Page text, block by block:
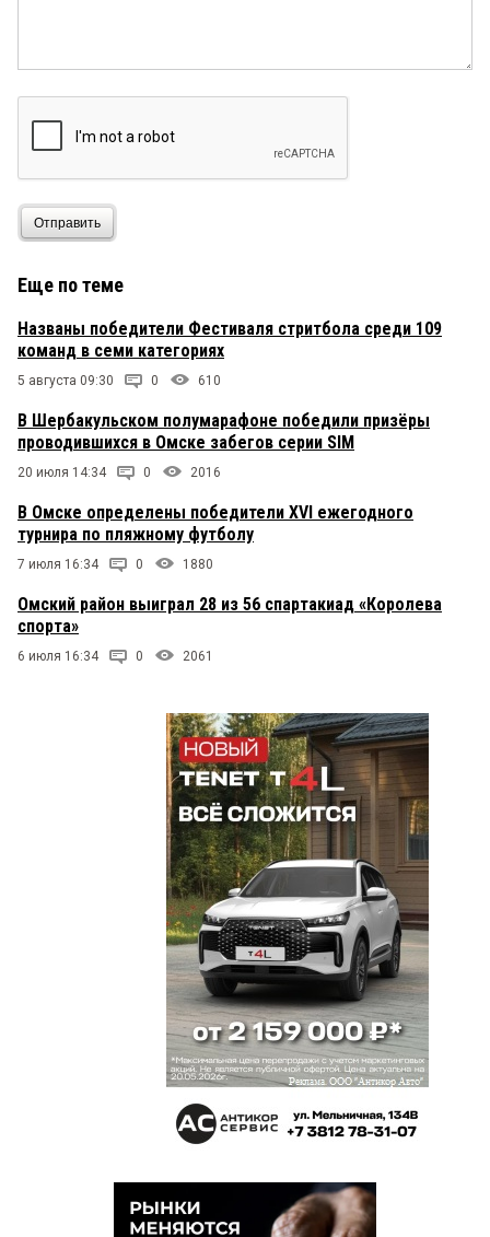
Отправить
Еще по теме
Названы победители Фестиваля стритбола среди 109
команд в семи категориях
5 августа 09:30 0 610
В Шербакульском полумарафоне победили призёры
проводившихся в Омске забегов серии SIM
20 июля 14:34 0 2016
В Омске определены победители XVI ежегодного
турнира по пляжному футболу
7 июля 16:34 0 1880
Омский район выиграл 28 из 56 спартакиад «Королева
спорта»
6 июля 16:34 0 2061